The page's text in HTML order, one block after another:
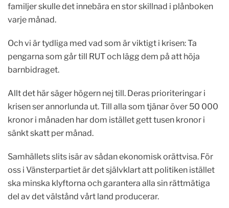
familjer skulle det innebära en stor skillnad i plånboken
varje månad.
Och vi är tydliga med vad som är viktigt i krisen: Ta
pengarna som går till RUT och lägg dem på att höja
barnbidraget.
Allt det här säger högern nej till. Deras prioriteringar i
krisen ser annorlunda ut. Till alla som tjänar över 50 000
kronor i månaden har dom istället gett tusen kronor i
sänkt skatt per månad.
Samhällets slits isär av sådan ekonomisk orättvisa. För
oss i Vänsterpartiet är det självklart att politiken istället
ska minska klyftorna och garantera alla sin rättmätiga
del av det välstånd vårt land producerar.